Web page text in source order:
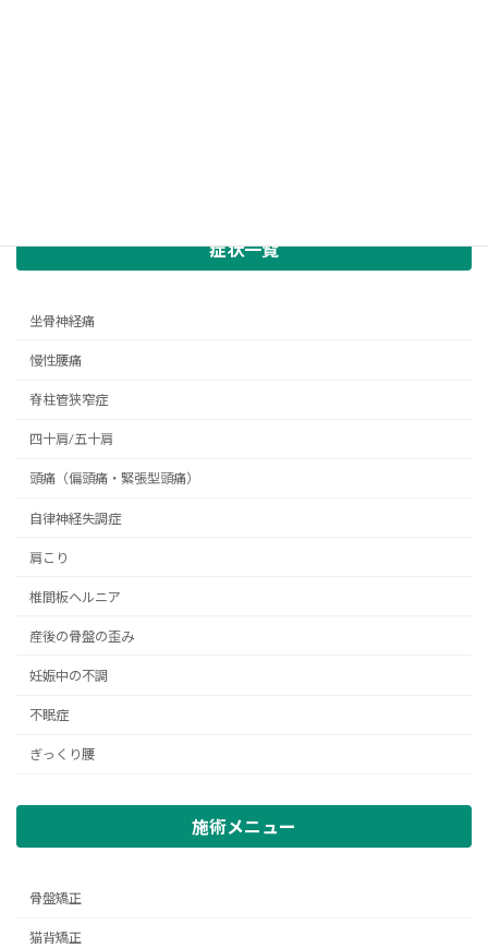
症状一覧
坐骨神経痛
慢性腰痛
脊柱管狭窄症
四十肩/五十肩
頭痛（偏頭痛・緊張型頭痛）
自律神経失調症
肩こり
椎間板ヘルニア
産後の骨盤の歪み
妊娠中の不調
不眠症
ぎっくり腰
施術メニュー
骨盤矯正
猫背矯正